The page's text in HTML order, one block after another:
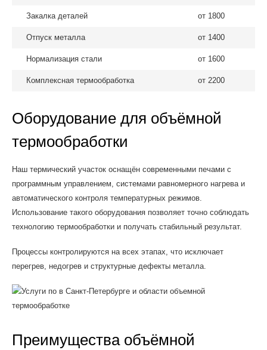
Закалка деталей от 1800
Отпуск металла от 1400
Нормализация стали от 1600
Комплексная термообработка от 2200
Оборудование для объёмной
термообработки
Наш термический участок оснащён современными печами с
программным управлением, системами равномерного нагрева и
автоматического контроля температурных режимов.
Использование такого оборудования позволяет точно соблюдать
технологию термообработки и получать стабильный результат.
Процессы контролируются на всех этапах, что исключает
перегрев, недогрев и структурные дефекты металла.
Преимущества объёмной